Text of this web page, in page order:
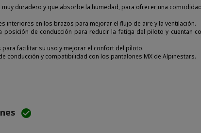
duradero y que absorbe la humedad, para ofrecer una
en los brazos para mejorar el flujo de aire y la ventilación.
de conducción para reducir la fatiga del piloto y cuentan
facilitar su uso y mejorar el confort del piloto.
conducción y compatibilidad con los pantalones MX de Alpinestars.
